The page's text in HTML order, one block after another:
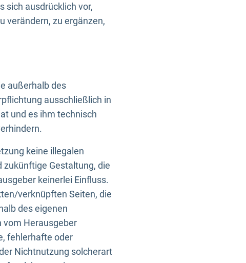
sich ausdrücklich vor,
verändern, zu ergänzen,
außerhalb des
ausschließlich in
und es ihm technisch
keine illegalen
zukünftige Gestaltung, die
keinerlei Einfluss.
verknüpften Seiten, die
des eigenen
vom Herausgeber
fehlerhafte oder
Nichtnutzung solcherart